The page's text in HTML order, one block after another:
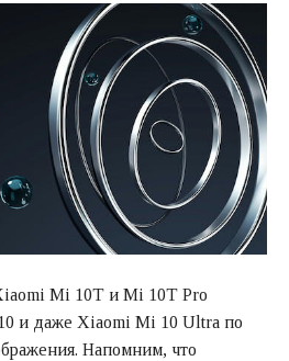
Mi 10T и Mi 10T Pro
и даже Xiaomi Mi 10 Ultra по
Напомним, что